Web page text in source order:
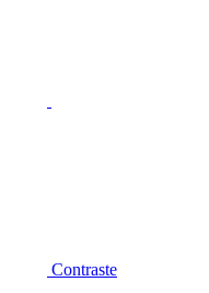
Contraste